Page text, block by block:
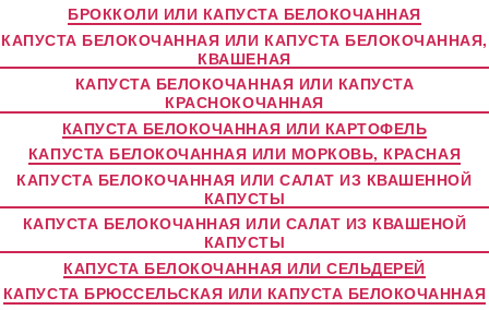
БРОККОЛИ ИЛИ КАПУСТА БЕЛОКОЧАННАЯ
КАПУСТА БЕЛОКОЧАННАЯ ИЛИ КАПУСТА БЕЛОКОЧАННАЯ,
КВАШЕНАЯ
КАПУСТА БЕЛОКОЧАННАЯ ИЛИ КАПУСТА
КРАСНОКОЧАННАЯ
КАПУСТА БЕЛОКОЧАННАЯ ИЛИ КАРТОФЕЛЬ
КАПУСТА БЕЛОКОЧАННАЯ ИЛИ МОРКОВЬ, КРАСНАЯ
КАПУСТА БЕЛОКОЧАННАЯ ИЛИ САЛАТ ИЗ КВАШЕННОЙ
КАПУСТЫ
КАПУСТА БЕЛОКОЧАННАЯ ИЛИ САЛАТ ИЗ КВАШЕНОЙ
КАПУСТЫ
КАПУСТА БЕЛОКОЧАННАЯ ИЛИ СЕЛЬДЕРЕЙ
КАПУСТА БРЮССЕЛЬСКАЯ ИЛИ КАПУСТА БЕЛОКОЧАННАЯ